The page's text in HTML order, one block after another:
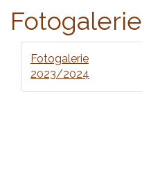
Fotogalerie
Fotogalerie
2023/2024